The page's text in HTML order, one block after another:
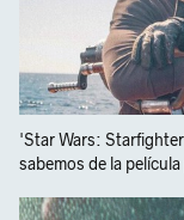
'Star Wars:
sabemos de la